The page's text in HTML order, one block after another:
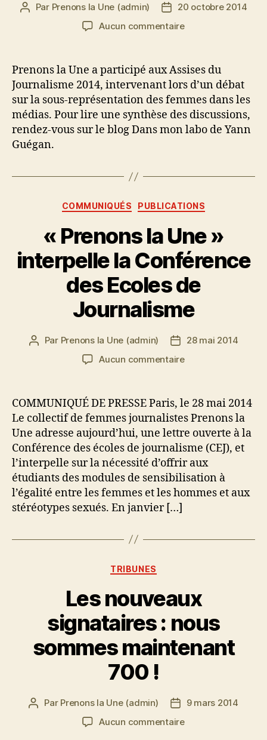
Auteur
Par Prenons la Une (admin)
Date
de
20 octobre 2014
Aucun commentairesur
la
sous-
représentation
des
femmes
dans
Prenons la Une a participé aux Assises du
Journalisme 2014, intervenant lors d’un débat
sur la sous-représentation des femmes dans les
médias. Pour lire une synthèse des discussions,
rendez-vous sur le blog Dans mon labo de Yann
Guégan.
Catégories
COMMUNIQUÉS PUBLICATIONS
« Prenons la Une »
interpelle la Conférence
des Ecoles de
Journalisme
Auteur
Par Prenons la Une (admin)
Date
de
28 mai 2014
Aucun commentairesur
Une »
la
Conférence
des
Ecoles
de
Journalisme
COMMUNIQUÉ DE PRESSE Paris, le 28 mai 2014
Le collectif de femmes journalistes Prenons la
Une adresse aujourd’hui, une lettre ouverte à la
Conférence des écoles de journalisme (CEJ), et
l’interpelle sur la nécessité d’offrir aux
étudiants des modules de sensibilisation à
l’égalité entre les femmes et les hommes et aux
stéréotypes sexués. En janvier […]
Catégories
TRIBUNES
Les nouveaux
signataires : nous
sommes maintenant
700 !
Auteur
Par Prenons la Une (admin)
Date
de
9 mars 2014
Aucun commentairesur